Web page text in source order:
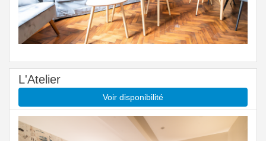
L'Atelier
Voir disponibilité